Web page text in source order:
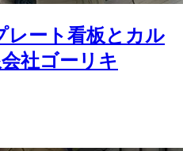
レート看板とカル
社ゴーリキ